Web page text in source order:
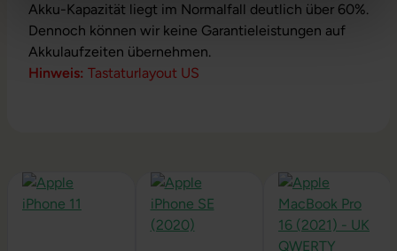
Akku-Kapazität liegt im Normalfall deutlich über 60%.
Dennoch können wir keine Garantieleistungen auf
Akkulaufzeiten übernehmen.
Hinweis: Tastaturlayout US
Produktgalerie überspringen